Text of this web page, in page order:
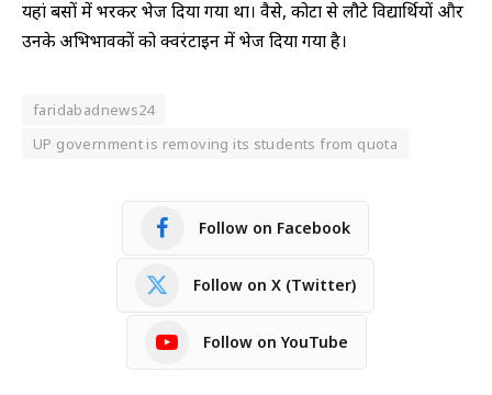
यहां बसों में भरकर भेज दिया गया था। वैसे, कोटा से लौटे विद्यार्थियों और
उनके अभिभावकों को क्वरंटाइन में भेज दिया गया है।
faridabadnews24
UP government is removing its students from quota
Follow on Facebook
Follow on X (Twitter)
Follow on YouTube